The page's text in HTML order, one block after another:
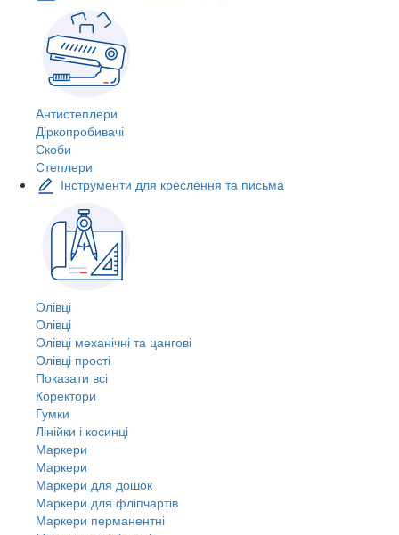
Антистеплери
Діркопробивачі
Скоби
Степлери
Інструменти для креслення та письма
Олівці
Олівці
Олівці механічні та цангові
Олівці прості
Показати всі
Коректори
Гумки
Лінійки і косинці
Маркери
Маркери
Маркери для дошок
Маркери для фліпчартів
Маркери перманентні